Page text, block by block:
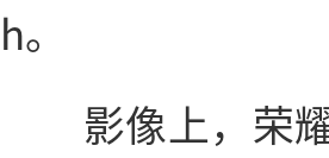
h。
影像上，荣